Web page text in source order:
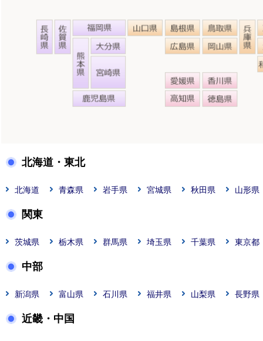
北海道・東北
北海道 青森県 岩手県 宮城県 秋田県 山形県
関東
茨城県 栃木県 群馬県 埼玉県 千葉県 東京都
中部
新潟県 富山県 石川県 福井県 山梨県 長野県
近畿・中国